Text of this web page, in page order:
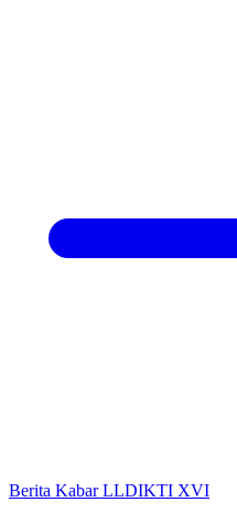
Berita Kabar LLDIKTI XVI